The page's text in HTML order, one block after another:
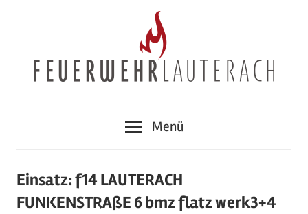
Lauterach
Menü
Einsatz: f14 LAUTERACH
FUNKENSTRAßE 6 bmz flatz werk3+4